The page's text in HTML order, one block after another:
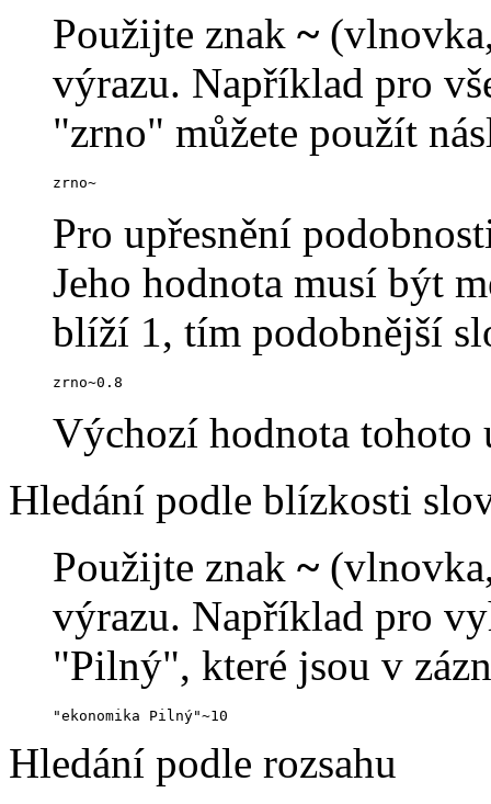
Použijte znak ~
výrazu. Například pro
"zrno" můžete použít
zrno~
Pro upřesnění
Jeho hodnota musí být
blíží 1, tím podobnější
zrno~0.8
Výchozí hodnota tohoto
Hledání podle blízkosti
Použijte znak ~
výrazu. Například pro
"Pilný", které jsou v
"ekonomika Pilný"~10
Hledání podle rozsahu